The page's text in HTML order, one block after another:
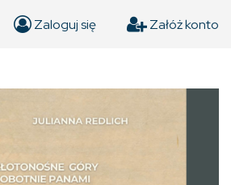
Zaloguj się Załóż konto